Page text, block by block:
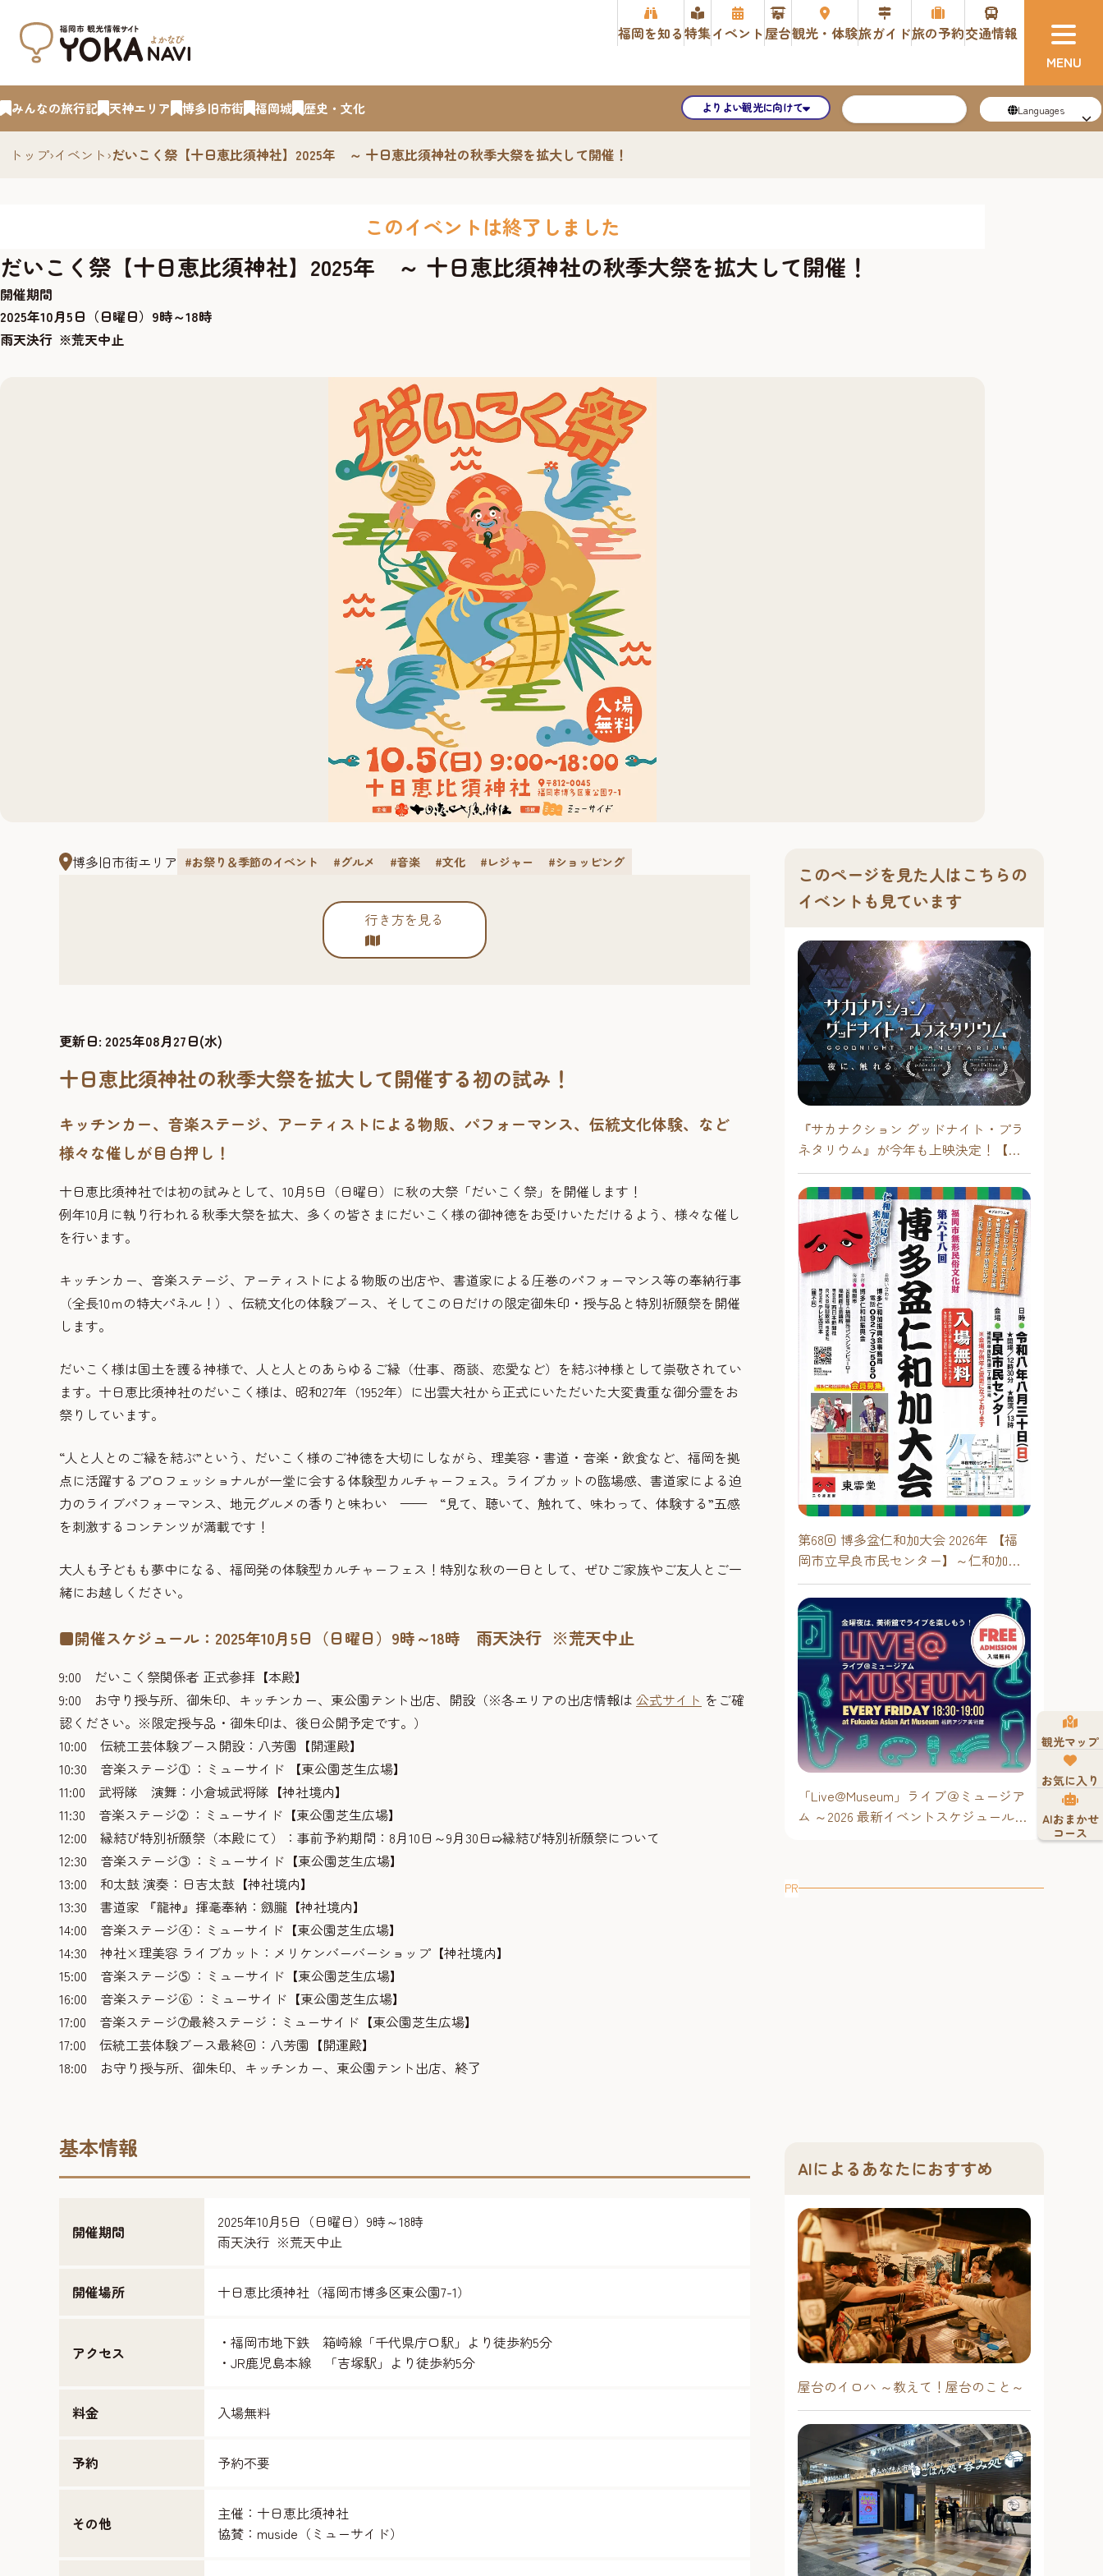
福岡を知る特集イベント屋台観光・体験旅ガイド旅の予約交通情報
みんなの旅行記 天神エリア 博多旧市街 福岡城 歴史・文化 よりよい観光に向けて Languages
トップ›イベント›だいこく祭【十日恵比須神社】2025年 ～ 十日恵比須神社の秋季大祭を拡大して開催！
このイベントは終了しました
だいこく祭【十日恵比須神社】2025年 ～ 十日恵比須神社の秋季大祭を拡大して開催！
開催期間
2025年10月5日（日曜日）9時～18時
雨天決行 ※荒天中止
博多旧市街エリア #お祭り＆季節のイベント #グルメ #音楽 #文化 #レジャー #ショッピング
行き方を見る
更新日: 2025年08月27日(水)
十日恵比須神社の秋季大祭を拡大して開催する初の試み！
キッチンカー、音楽ステージ、アーティストによる物販、パフォーマンス、伝統文化体験、など
様々な催しが目白押し！
十日恵比須神社では初の試みとして、10月5日（日曜日）に秋の大祭「だいこく祭」を開催します！
例年10月に執り行われる秋季大祭を拡大、多くの皆さまにだいこく様の御神徳をお受けいただけるよう、様々な催し
を行います。
キッチンカー、音楽ステージ、アーティストによる物販の出店や、書道家による圧巻のパフォーマンス等の奉納行事
（全長10ｍの特大パネル！）、伝統文化の体験ブース、そしてこの日だけの限定御朱印・授与品と特別祈願祭を開催
します。
だいこく様は国土を護る神様で、人と人とのあらゆるご縁（仕事、商談、恋愛など）を結ぶ神様として崇敬されてい
ます。十日恵比須神社のだいこく様は、昭和27年（1952年）に出雲大社から正式にいただいた大変貴重な御分霊をお
祭りしています。
“人と人とのご縁を結ぶ”という、だいこく様のご神徳を大切にしながら、理美容・書道・音楽・飲食など、福岡を拠
点に活躍するプロフェッショナルが一堂に会する体験型カルチャーフェス。ライブカットの臨場感、書道家による迫
力のライブパフォーマンス、地元グルメの香りと味わい —— “見て、聴いて、触れて、味わって、体験する”五感
を刺激するコンテンツが満載です！
大人も子どもも夢中になる、福岡発の体験型カルチャーフェス！特別な秋の一日として、ぜひご家族やご友人とご一
緒にお越しください。
■開催スケジュール：2025年10月5日（日曜日）9時～18時 雨天決行 ※荒天中止
9:00
だいこく祭関係者 正式参拝【本殿】
9:00 お守り授与所、御朱印、キッチンカー、東公園テント出店、開設（※各エリアの出店情報は 公式サイト をご確
認ください。※限定授与品・御朱印は、後日公開予定です。）
10:00
伝統工芸体験ブース開設：八芳園【開運殿】
10:30
音楽ステージ➀ ：ミューサイド
【東公園芝生広場】
11:00
武将隊 演舞：小倉城武将隊【神社境内】
11:30 音楽ステージ➁ ：ミューサイド【東公園芝生広場】
12:00 縁結び特別祈願祭（本殿にて）：事前予約期間：8月10日～9月30日➯縁結び特別祈願祭について
12:30 音楽ステージ➂ ：ミューサイド【東公園芝生広場】
13:00 和太鼓 演奏：日吉太鼓【神社境内】
13:30 書道家 『龍神』揮毫奉納：劔朧【神社境内】
14:00 音楽ステージ④：ミューサイド【東公園芝生広場】
14:30 神社×理美容 ライブカット：メリケンバーバーショップ【神社境内】
15:00 音楽ステージ➄ ：ミューサイド【東公園芝生広場】
16:00 音楽ステージ⑥ ：ミューサイド【東公園芝生広場】
17:00 音楽ステージ➆最終ステージ：ミューサイド【東公園芝生広場】
17:00 伝統工芸体験ブース最終回：八芳園【開運殿】
18:00 お守り授与所、御朱印、キッチンカー、東公園テント出店、終了
基本情報
開催期間
2025年10月5日（日曜日）9時～18時
雨天決行 ※荒天中止
開催場所 十日恵比須神社（福岡市博多区東公園7-1）
アクセス
・福岡市地下鉄 箱崎線「千代県庁口駅」より徒歩約5分
・JR鹿児島本線 「吉塚駅」より徒歩約5分
料金 入場無料
予約 予約不要
その他
主催：十日恵比須神社
協賛：muside（ミューサイド）
このページを見た人はこちらの
イベントも見ています
『サカナクション グッドナイト・プラ
ネタリウム』が今年も上映決定！【福
岡市科学館 ドームシアター】2026年
第68回 博多盆仁和加大会 2026年 【福
岡市立早良市民センター】～仁和加も
あるけん博多たい！！
「Live@Museum」ライブ＠ミュージア
ム ～2026 最新イベントスケジュール！
PR
AIによるあなたにおすすめ
屋台のイロハ ～教えて！屋台のこと～
観光マップ
お気に入り
AIおまかせ
コース